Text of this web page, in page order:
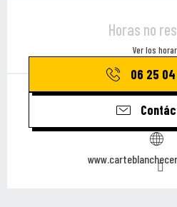
Horas no
Ver los
06 25